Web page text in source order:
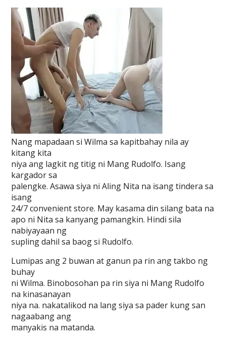
Nang mapadaan si Wilma sa kapitbahay nila ay
kitang kita
niya ang lagkit ng titig ni Mang Rudolfo. Isang
kargador sa
palengke. Asawa siya ni Aling Nita na isang tindera sa
isang
24/7 convenient store. May kasama din silang bata na
apo ni Nita sa kanyang pamangkin. Hindi sila
nabiyayaan ng
supling dahil sa baog si Rudolfo.
Lumipas ang 2 buwan at ganun pa rin ang takbo ng
buhay
ni Wilma. Binobosohan pa rin siya ni Mang Rudolfo
na kinasanayan
niya na. nakatalikod na lang siya sa pader kung san
nagaabang ang
manyakis na matanda.